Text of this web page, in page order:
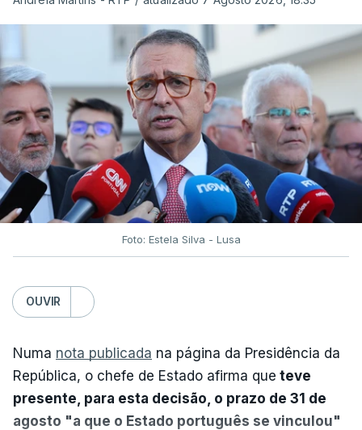
Foto: Estela Silva - Lusa
OUVIR
Numa nota publicada na página da Presidência da
República, o chefe de Estado afirma que teve
presente, para esta decisão, o prazo de 31 de
agosto "a que o Estado português se vinculou"